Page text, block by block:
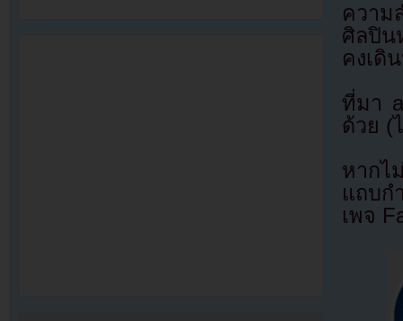
ควา
ศิลปิน
คงเดิ
ที่มา
ด้วย (
หากไ
แถบก
เพจ